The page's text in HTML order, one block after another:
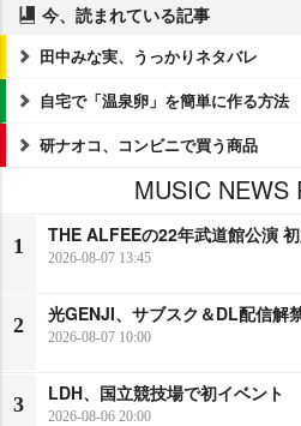
今、読まれている記事
田中みな実、うっかりネタバレ
自宅で「温泉卵」を簡単に作る方法
研ナオコ、コンビニで買う商品
MUSIC NEWS
1
THE ALFEEの22年武道館公演
2026-08-07 13:45
2
光GENJI、サブスク＆DL配信解
2026-08-07 10:00
3
LDH、国立競技場で初イベント
2026-08-06 20:00